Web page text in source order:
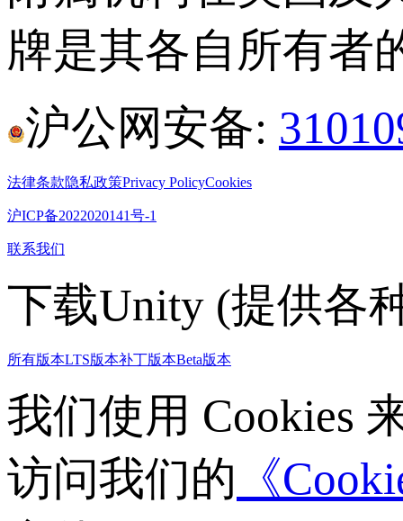
牌是其各自所有者
沪公网安备:
法律条款隐私政策Privacy PolicyCookies
沪ICP备2022020141号-1
联系我们
下载Unity (提供各
所有版本LTS版本补丁版本Beta版本
我们使用 Cookies
访问我们的 《